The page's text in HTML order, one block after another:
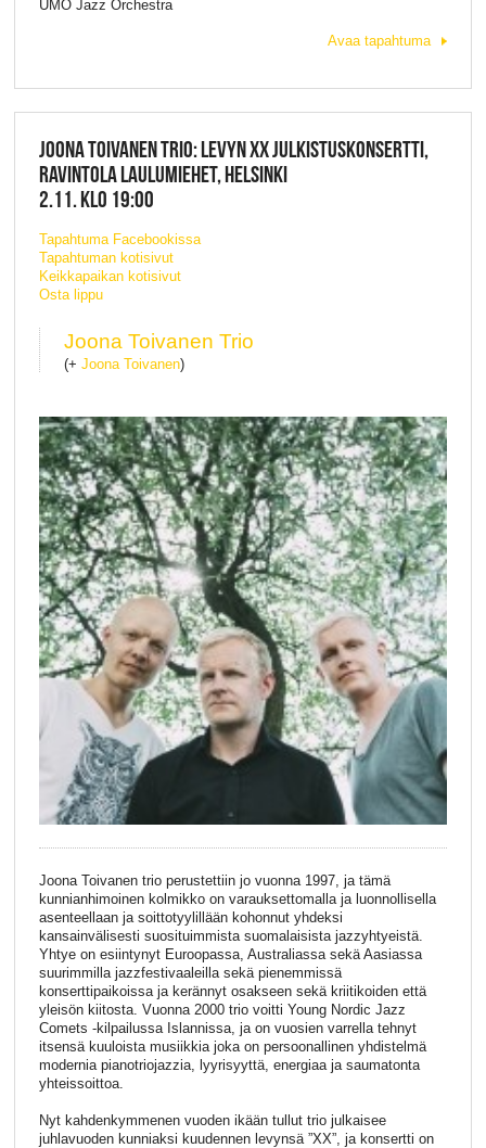
UMO Jazz Orchestra
Avaa tapahtuma
JOONA TOIVANEN TRIO: LEVYN XX JULKISTUSKONSERTTI,
RAVINTOLA LAULUMIEHET, HELSINKI
2.11. KLO 19:00
Tapahtuma Facebookissa
Tapahtuman kotisivut
Keikkapaikan kotisivut
Osta lippu
Joona Toivanen Trio
(+ Joona Toivanen)
Joona Toivanen trio perustettiin jo vuonna 1997, ja tämä
kunnianhimoinen kolmikko on varauksettomalla ja luonnollisella
asenteellaan ja soittotyylillään kohonnut yhdeksi
kansainvälisesti suosituimmista suomalaisista jazzyhtyeistä.
Yhtye on esiintynyt Euroopassa, Australiassa sekä Aasiassa
suurimmilla jazzfestivaaleilla sekä pienemmissä
konserttipaikoissa ja kerännyt osakseen sekä kriitikoiden että
yleisön kiitosta. Vuonna 2000 trio voitti Young Nordic Jazz
Comets -kilpailussa Islannissa, ja on vuosien varrella tehnyt
itsensä kuuloista musiikkia joka on persoonallinen yhdistelmä
modernia pianotriojazzia, lyyrisyyttä, energiaa ja saumatonta
yhteissoittoa.
Nyt kahdenkymmenen vuoden ikään tullut trio julkaisee
juhlavuoden kunniaksi kuudennen levynsä ”XX”, ja konsertti on